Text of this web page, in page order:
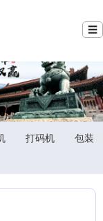
☰
打码机
包装